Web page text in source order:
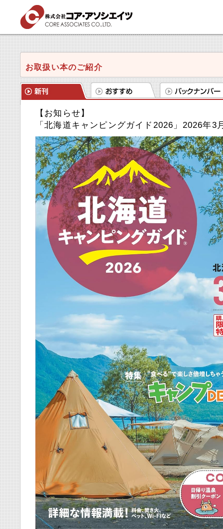
お取扱い本のご紹介
【お知らせ】
「北海道キャンピングガイド2026」2026年3